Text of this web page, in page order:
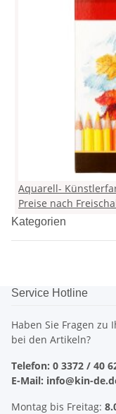
Aquarell-
Preise nach
Kategorien
Service Hotline
Haben Sie Fragen zu
bei den Artikeln?
Telefon: 0 3372 / 40
E-Mail: info@kin-
Montag bis Freitag: